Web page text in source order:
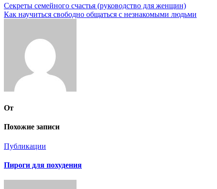
Навигация
по
Секреты семейного счастья (руководство для женщин)
Как научиться свободно общаться с незнакомыми людьми
От
Похожие записи
Публикации
Пироги для похудения